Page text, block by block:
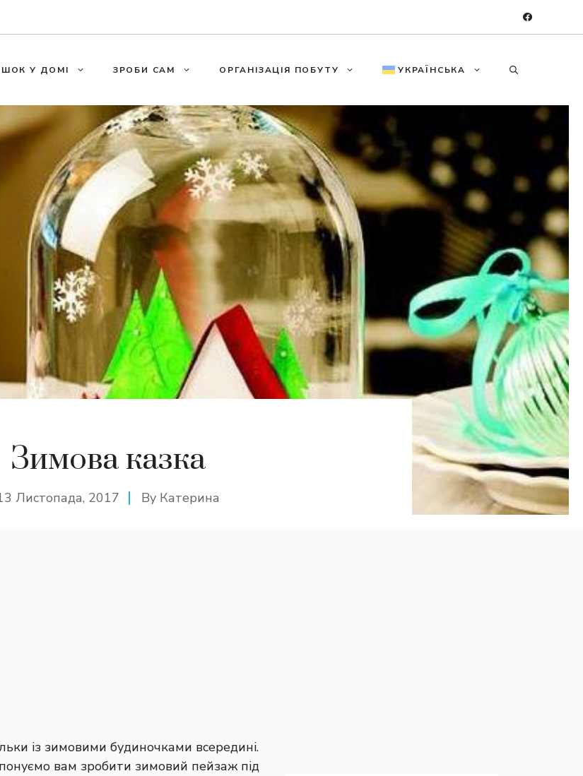
У ДОМІ ЗРОБИ САМ ОРГАНІЗАЦІЯ ПОБУТУ УКРАЇНСЬКА
Зимова казка
Листопада, 2017 By Катерина
із зимовими будиночками всередині.
вам зробити зимовий пейзаж під